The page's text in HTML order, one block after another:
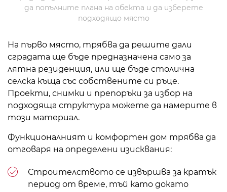
да попълните плана на обекта и да изберете
подходящо място
На първо място, трябва да решите дали
сградата ще бъде предназначена само за
лятна резиденция, или ще бъде столична
селска къща със собствените си ръце.
Проекти, снимки и препоръки за избор на
подходяща структура можете да намерите в
този материал.
Функционалният и комфортен дом трябва да
отговаря на определени изисквания:
Строителството се извършва за кратък
период от време, тъй като докато